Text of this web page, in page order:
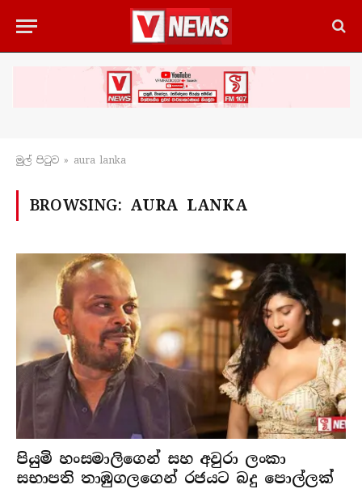
මුල් පිටු​ව » aura lanka
BROWSING: AURA LANKA
පියුමි හංසමාලිගෙන් සහ අවුරා ලංකා
සභාපති තාඹුගලගෙන් රජයට බදු පොල්ලක්